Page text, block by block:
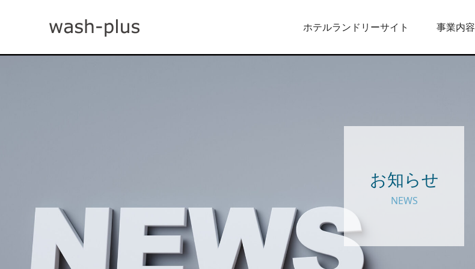
ホテルランドリーサイト 事業内容
お知らせ
NEWS